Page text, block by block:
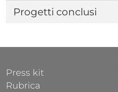
Progetti conclusi
FOOTER 1
Press kit
Rubrica